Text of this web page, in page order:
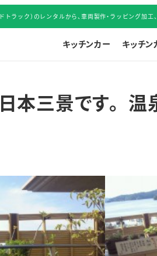
ラック）のレンタルから、車両製作・ラッピング加工
キッチンカー キッチ
本三景です。 温